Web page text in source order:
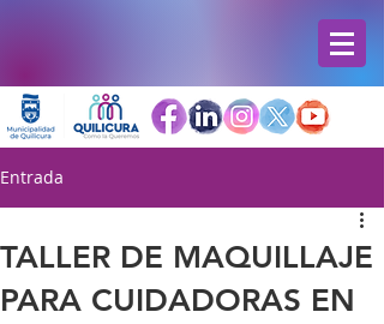
Entrada
TALLER DE MAQUILLAJE
PARA CUIDADORAS EN